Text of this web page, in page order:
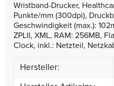
Wristband-Drucker,
Punkte/mm (300dpi),
Geschwindigkeit (max.):
ZPLII, XML, RAM: 256MB,
Clock, inkl.: Netzteil,
Hersteller: